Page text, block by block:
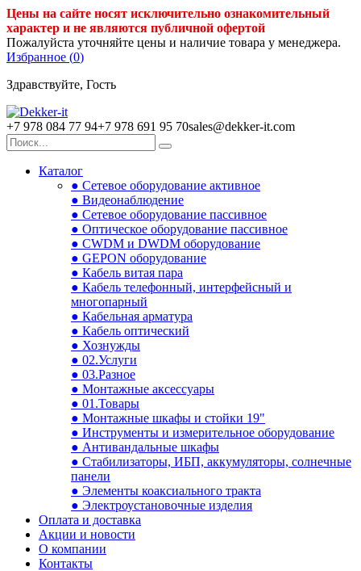
Цены на сайте носят исключительно ознакомительный
характер и не являются публичной офертой
Пожалуйста уточняйте цены и наличие товара у менеджера.
Избранное (0)
Здравствуйте, Гость
+7 978 084 77 94+7 978 691 95 70sales@dekker-it.com
Каталог
● Сетевое оборудование активное
● Видеонаблюдение
● Сетевое оборудование пассивное
● Оптическое оборудование пассивное
● CWDM и DWDM оборудование
● GEPON оборудование
● Кабель витая пара
● Кабель телефонный, интерфейсный и
многопарный
● Кабельная арматура
● Кабель оптический
● Хознужды
● 02.Услуги
● 03.Разное
● Монтажные аксессуары
● 01.Товары
● Монтажные шкафы и стойки 19"
● Инструменты и измерительное оборудование
● Антивандальные шкафы
● Стабилизаторы, ИБП, аккумуляторы, солнечные
панели
● Элементы коаксиального тракта
● Электроустановочные изделия
Оплата и доставка
Акции и новости
О компании
Контакты